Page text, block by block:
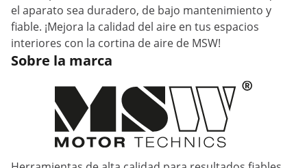
el aparato sea duradero, de bajo mantenimiento y
fiable. ¡Mejora la calidad del aire en tus espacios
interiores con la cortina de aire de MSW!
Sobre la marca